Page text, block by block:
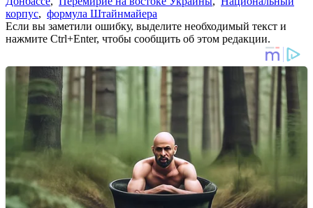
корпус, формула Штайнмайера
Если вы заметили ошибку, выделите необходимый текст и
нажмите Ctrl+Enter, чтобы сообщить об этом редакции.